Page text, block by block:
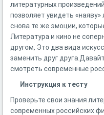
литературных
позволяет увидеть
снова те же эмоции,
Литература и кино не
другом, Это два вида
заменить друг
смотреть современные
Инструкция к тесту
Проверьте свои знания
современных российских